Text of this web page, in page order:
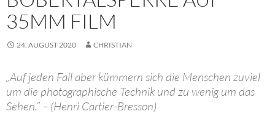
35MM FILM
24. AUGUST 2020 CHRISTIAN
„Auf jeden Fall aber kümmern sich die Menschen zuviel
um die photographische Technik und zu wenig um das
Sehen.” – (Henri Cartier-Bresson)